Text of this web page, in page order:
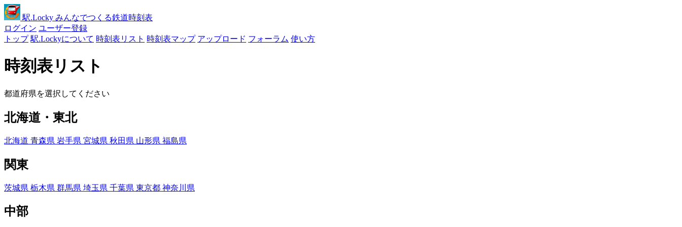
駅.Locky みんなでつくる鉄道時刻表
ログイン ユーザー登録
トップ 駅.Lockyについて 時刻表リスト 時刻表マップ アップロード フォーラム 使い方
時刻表リスト
都道府県を選択してください
北海道・東北
北海道 青森県 岩手県 宮城県 秋田県 山形県 福島県
関東
茨城県 栃木県 群馬県 埼玉県 千葉県 東京都 神奈川県
中部